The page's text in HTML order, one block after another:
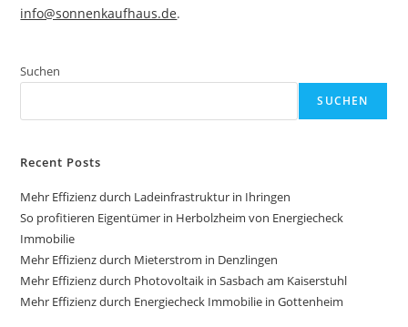
info@sonnenkaufhaus.de.
Suchen
SUCHEN
Recent Posts
Mehr Effizienz durch Ladeinfrastruktur in Ihringen
So profitieren Eigentümer in Herbolzheim von Energiecheck
Immobilie
Mehr Effizienz durch Mieterstrom in Denzlingen
Mehr Effizienz durch Photovoltaik in Sasbach am Kaiserstuhl
Mehr Effizienz durch Energiecheck Immobilie in Gottenheim